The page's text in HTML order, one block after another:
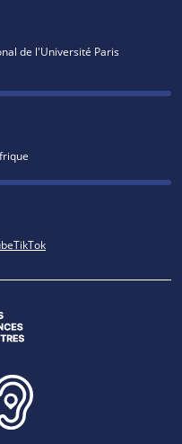
de l'Université Paris
TikTok